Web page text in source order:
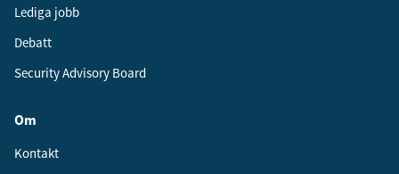
Lediga jobb
Debatt
Security Advisory Board
Om
Kontakt